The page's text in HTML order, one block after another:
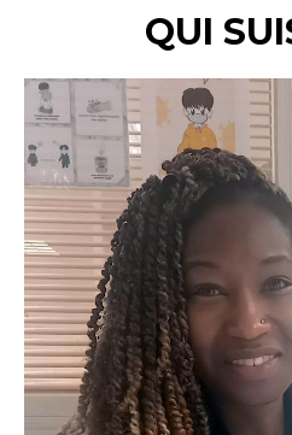
QUI
Image